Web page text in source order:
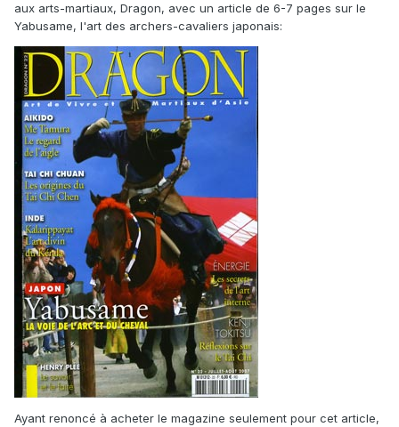
aux arts-martiaux, Dragon, avec un article de 6-7 pages sur le
Yabusame, l'art des archers-cavaliers japonais:
Ayant renoncé à acheter le magazine seulement pour cet article,